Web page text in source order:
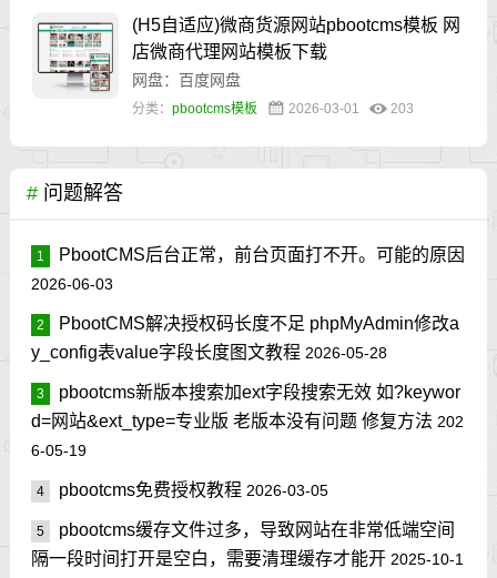
(H5自适应)微商货源网站pbootcms模板 网
店微商代理网站模板下载
网盘：百度网盘
分类： pbootcms模板 2026-03-01 203
# 问题解答
1 PbootCMS后台正常，前台页面打不开。可能的原因
2026-06-03
2
PbootCMS解决授权码长度不足 phpMyAdmin修改a
y_config表value字段长度图文教程 2026-05-28
3
pbootcms新版本搜索加ext字段搜索无效 如?keywor
d=网站&ext_type=专业版 老版本没有问题 修复方法 202
6-05-19
4 pbootcms免费授权教程 2026-03-05
5
pbootcms缓存文件过多，导致网站在非常低端空间
隔一段时间打开是空白，需要清理缓存才能开 2025-10-1